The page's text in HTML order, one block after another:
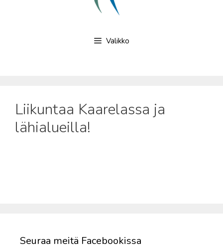
Valikko
Liikuntaa Kaarelassa ja
lähialueilla!
Seuraa meitä Facebookissa